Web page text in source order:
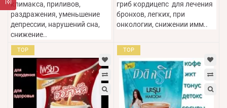
климакса, приливов,
раздражения, уменьшение
депрессии, нарушений сна,
снижение..
гриб кордицепс для лечения
бронхов, легких, при
онкологии, снижении имм..
TOP TOP